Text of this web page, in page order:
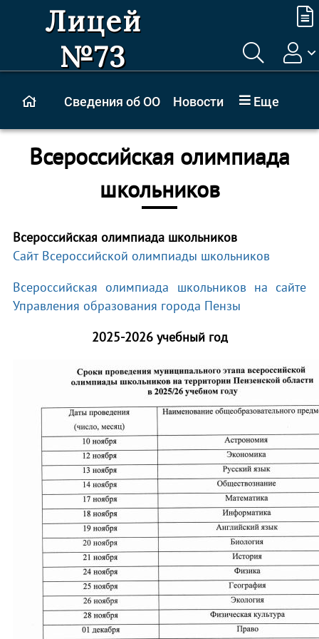
Лицей
№73
Сведения об ОО Новости Еще
Всероссийская олимпиада
школьников
Всероссийская олимпиада школьников
Сайт Всероссийской олимпиады школьников
Всероссийская олимпиада школьников на сайте
Управления образования города Пензы
2025-2026 учебный год